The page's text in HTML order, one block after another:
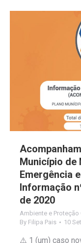
Município de
Emergência
Informação
de 2020
Ambiente e Proteção
By Filipa Pais 10
⚠️ 1 (um) caso